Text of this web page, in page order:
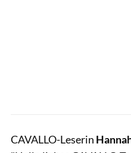
CAVALLO-Leserin